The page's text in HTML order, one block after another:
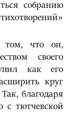
собранию
том, что он,
своего
как его
круг
благодаря
с тютчевской